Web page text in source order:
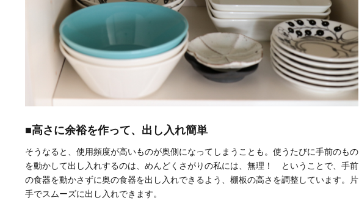
■高さに余裕を作って、出し入れ簡単
そうなると、使用頻度が高いものが奥側になってしまうことも。使うたびに手前のもの
を動かして出し入れするのは、めんどくさがりの私には、無理！ ということで、手前
の食器を動かさずに奥の食器を出し入れできるよう、棚板の高さを調整しています。片
手でスムーズに出し入れできます。